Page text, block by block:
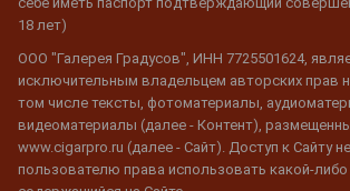
18 лет)
ООО "Галерея Градусов", ИНН 7725501624,
исключительным владельцем авторских прав
том числе тексты, фотоматериалы,
видеоматериалы (далее - Контент),
www.cigarpro.ru (далее - Сайт). Доступ к Сайту
пользователю права использовать какой-либо